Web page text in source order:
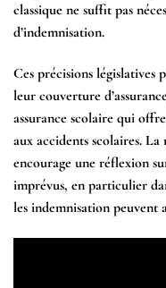
classique ne suffit pas
d’indemnisation.
Ces précisions législatives
leur couverture
assurance scolaire qui
aux accidents scolaires. La
encourage une réflexion
imprévus, en particulier
les indemnisation peuvent